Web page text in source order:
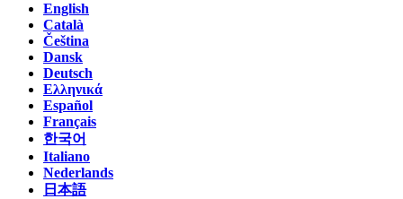
English
Català
Čeština
Dansk
Deutsch
Ελληνικά
Español
Français
한국어
Italiano
Nederlands
日本語